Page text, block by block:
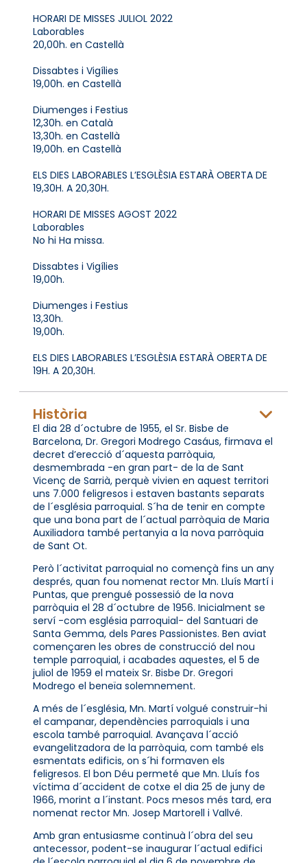
HORARI DE MISSES JULIOL 2022
Laborables
20,00h. en Castellà
Dissabtes i Vigílies
19,00h. en Castellà
Diumenges i Festius
12,30h. en Català
13,30h. en Castellà
19,00h. en Castellà
ELS DIES LABORABLES L’ESGLÈSIA ESTARÀ OBERTA DE
19,30H. A 20,30H.
HORARI DE MISSES AGOST 2022
Laborables
No hi Ha missa.
Dissabtes i Vigílies
19,00h.
Diumenges i Festius
13,30h.
19,00h.
ELS DIES LABORABLES L’ESGLÈSIA ESTARÀ OBERTA DE
19H. A 20,30H.
Història
El dia 28 d´octubre de 1955, el Sr. Bisbe de
Barcelona, Dr. Gregori Modrego Casáus, firmava el
decret d’erecció d´aquesta parròquia,
desmembrada -en gran part- de la de Sant
Vicenç de Sarrià, perquè vivien en aquest territori
uns 7.000 feligresos i estaven bastants separats
de l´església parroquial. S´ha de tenir en compte
que una bona part de l´actual parròquia de Maria
Auxiliadora també pertanyia a la nova parròquia
de Sant Ot.
Però l´activitat parroquial no començà fins un any
després, quan fou nomenat rector Mn. Lluís Martí i
Puntas, que prengué possessió de la nova
parròquia el 28 d´octubre de 1956. Inicialment se
serví -com església parroquial- del Santuari de
Santa Gemma, dels Pares Passionistes. Ben aviat
començaren les obres de construcció del nou
temple parroquial, i acabades aquestes, el 5 de
juliol de 1959 el mateix Sr. Bisbe Dr. Gregori
Modrego el beneïa solemnement.
A més de l´església, Mn. Martí volgué construir-hi
el campanar, dependències parroquials i una
escola també parroquial. Avançava l´acció
evangelitzadora de la parròquia, com també els
esmentats edificis, on s´hi formaven els
feligresos. El bon Déu permeté que Mn. Lluís fos
víctima d´accident de cotxe el dia 25 de juny de
1966, morint a l´instant. Pocs mesos més tard, era
nomenat rector Mn. Josep Martorell i Vallvé.
Amb gran entusiasme continuà l´obra del seu
antecessor, podent-se inaugurar l´actual edifici